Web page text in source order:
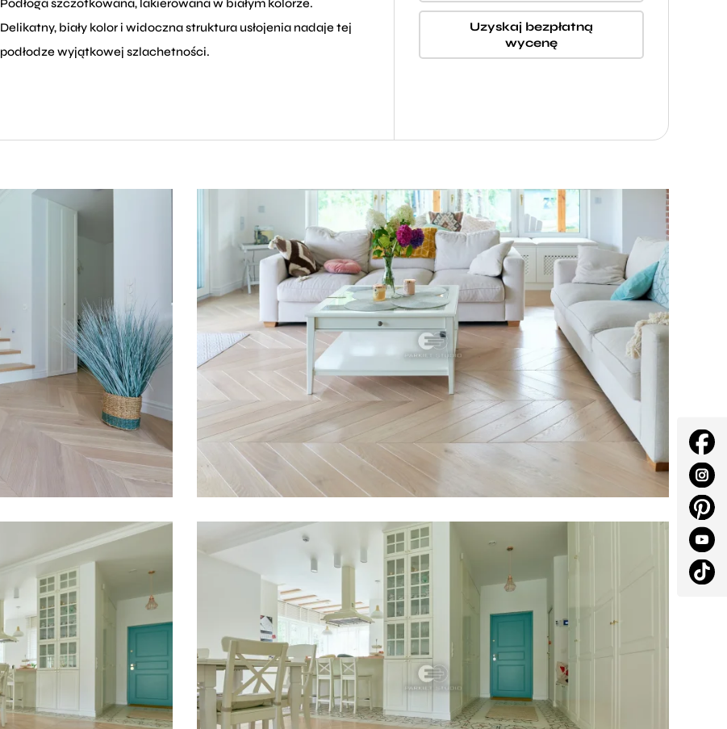
Podłoga szczotkowana, lakierowana w białym kolorze.
Delikatny, biały kolor i widoczna struktura usłojenia nadaje tej
podłodze wyjątkowej szlachetności.
Uzyskaj bezpłatną
wycenę